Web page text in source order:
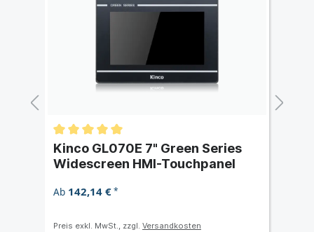
Kinco GL070E 7" Green Series
Widescreen HMI-Touchpanel
Ab 142,14 €*
Preis exkl. MwSt., zzgl. Versandkosten